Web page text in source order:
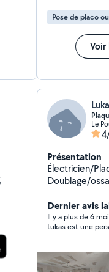
Pose de placo
Le
Présentation
Électricien/Plaquiste
Doublage/ossature ferraille
Dépannage Climatisation Portail électrique VMC
Visiophone/
Dernier avis
Il y a plus de 6
Lukas est une